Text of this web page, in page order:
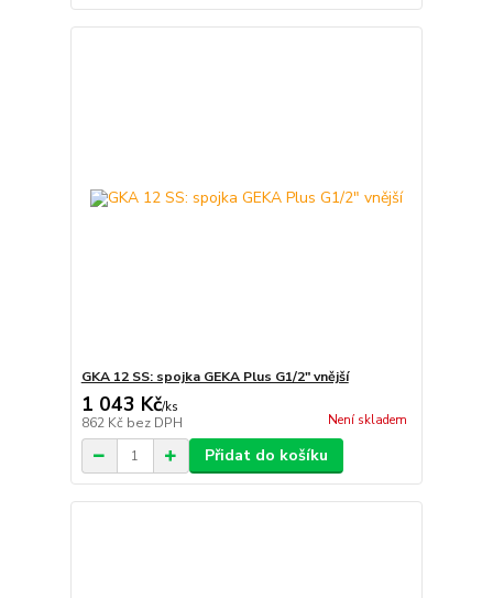
GKA 12 SS: spojka GEKA Plus G1/2" vnější
1 043 Kč/ks
862 Kč bez DPH Není skladem
Přidat do košíku